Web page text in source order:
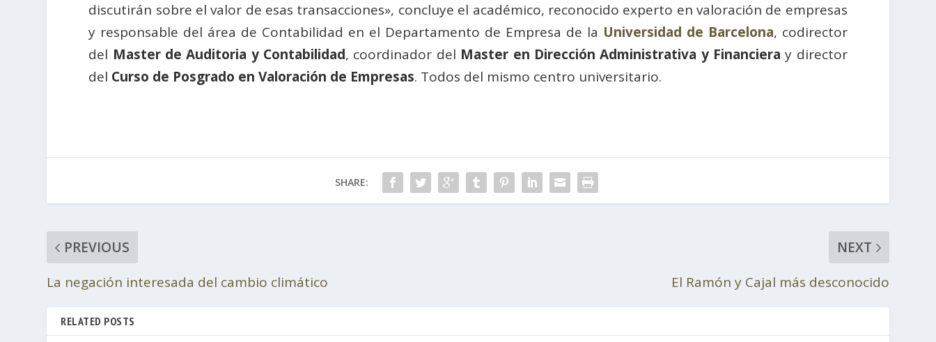
discutirán sobre el valor de esas transacciones», concluye el académico, reconocido experto en valoración de empresas
y responsable del área de Contabilidad en el Departamento de Empresa de la Universidad de Barcelona, codirector
del Master de Auditoria y Contabilidad, coordinador del Master en Dirección Administrativa y Financiera y director
del Curso de Posgrado en Valoración de Empresas. Todos del mismo centro universitario.
SHARE:
PREVIOUS
La negación interesada del cambio climático
NEXT
El Ramón y Cajal más desconocido
RELATED POSTS